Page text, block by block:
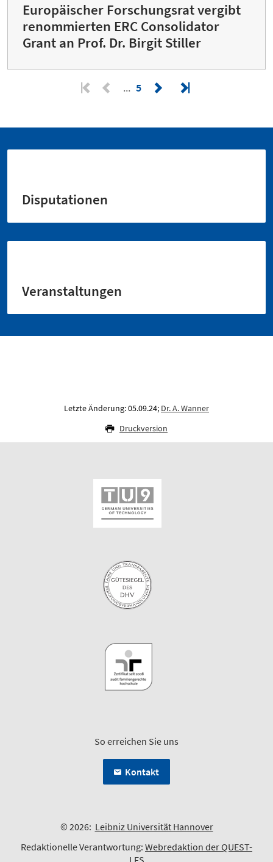
Europäischer Forschungsrat vergibt
renommierten ERC Consolidator
Grant an Prof. Dr. Birgit Stiller
5
Disputationen
Veranstaltungen
Letzte Änderung: 05.09.24; Dr. A. Wanner
Druckversion
So erreichen Sie uns
Kontakt
© 2026: Leibniz Universität Hannover
Redaktionelle Verantwortung: Webredaktion der QUEST-
LFS